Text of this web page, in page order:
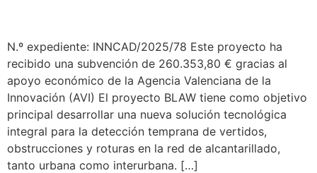
N.º expediente: INNCAD/2025/78 Este proyecto ha
recibido una subvención de 260.353,80 € gracias al
apoyo económico de la Agencia Valenciana de la
Innovación (AVI) El proyecto BLAW tiene como objetivo
principal desarrollar una nueva solución tecnológica
integral para la detección temprana de vertidos,
obstrucciones y roturas en la red de alcantarillado,
tanto urbana como interurbana. […]